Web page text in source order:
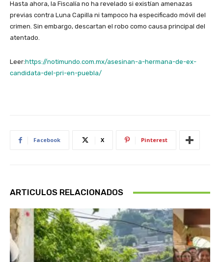
Hasta ahora, la Fiscalía no ha revelado si existían amenazas
previas contra Luna Capilla ni tampoco ha especificado móvil del
crimen. Sin embargo, descartan el robo como causa principal del
atentado.
Leer:https://notimundo.com.mx/asesinan-a-hermana-de-ex-
candidata-del-pri-en-puebla/
Facebook X Pinterest
ARTICULOS RELACIONADOS